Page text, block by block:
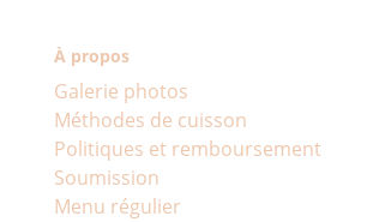
À propos
Galerie photos
Méthodes de cuisson
Politiques et remboursement
Soumission
Menu régulier